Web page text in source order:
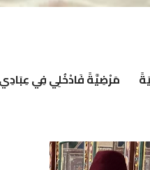
مَرْضِيَّةً فَادْخُلِي فِي